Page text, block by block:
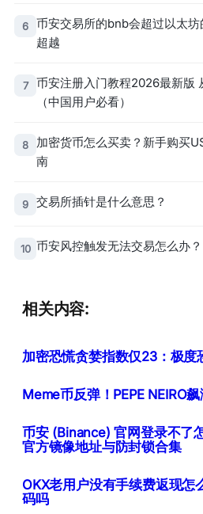
6
币安交易所的bnb会超过以太
超越
7
币安注册入门教程2026最新版
（中国用户必看）
8
加密货币怎么买卖？新手购买
南
9 交易所插针是什么意思？
10 币安风控触发无法交易怎么办？
相关内容:
加密恐慌贪婪指数仅23：极度
Meme币反弹！PEPE NEIRO
币安 (Binance) 官网登录不了
官方镜像地址与防封锁合集
OKX老用户没有手续费返现怎
码吗